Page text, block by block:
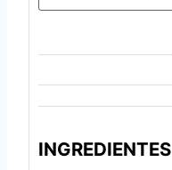
INGREDIENTES